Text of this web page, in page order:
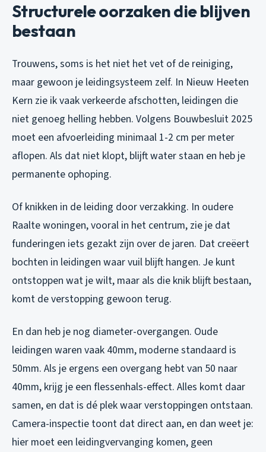
Structurele oorzaken die blijven
bestaan
Trouwens, soms is het niet het vet of de reiniging,
maar gewoon je leidingsysteem zelf. In Nieuw Heeten
Kern zie ik vaak verkeerde afschotten, leidingen die
niet genoeg helling hebben. Volgens Bouwbesluit 2025
moet een afvoerleiding minimaal 1-2 cm per meter
aflopen. Als dat niet klopt, blijft water staan en heb je
permanente ophoping.
Of knikken in de leiding door verzakking. In oudere
Raalte woningen, vooral in het centrum, zie je dat
funderingen iets gezakt zijn over de jaren. Dat creëert
bochten in leidingen waar vuil blijft hangen. Je kunt
ontstoppen wat je wilt, maar als die knik blijft bestaan,
komt de verstopping gewoon terug.
En dan heb je nog diameter-overgangen. Oude
leidingen waren vaak 40mm, moderne standaard is
50mm. Als je ergens een overgang hebt van 50 naar
40mm, krijg je een flessenhals-effect. Alles komt daar
samen, en dat is dé plek waar verstoppingen ontstaan.
Camera-inspectie toont dat direct aan, en dan weet je:
hier moet een leidingvervanging komen, geen